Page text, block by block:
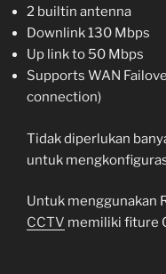
2 builtin antenna
Downlink 130 Mbps
Up link to 50 Mbps
Supports WAN
connection)
Tidak diperlukan
untuk
Untuk menggunakan
CCTV memiliki fiture